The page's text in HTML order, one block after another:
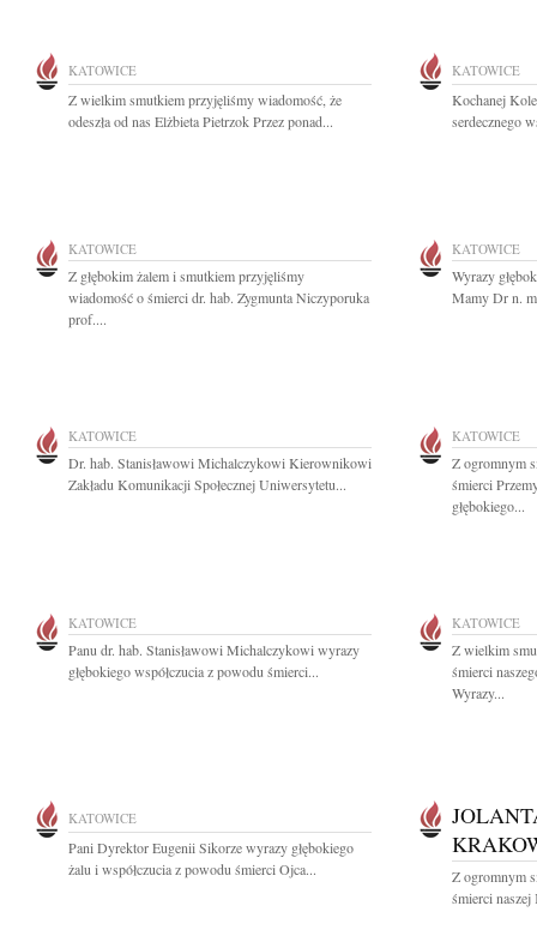
KATOWICE
Z wielkim smutkiem przyjęliśmy wiadomość, że
odeszła od nas Elżbieta Pietrzok Przez ponad...
KATOWICE
Kochanej
serdecznego
KATOWICE
Z głębokim żalem i smutkiem przyjęliśmy
wiadomość o śmierci dr. hab. Zygmunta Niczyporuka
prof....
KATOWICE
Wyrazy
Mamy Dr n.
KATOWICE
Dr. hab. Stanisławowi Michalczykowi Kierownikowi
Zakładu Komunikacji Społecznej Uniwersytetu...
KATOWICE
Z ogromnym
śmierci
głębokiego...
KATOWICE
Panu dr. hab. Stanisławowi Michalczykowi wyrazy
głębokiego współczucia z powodu śmierci...
KATOWICE
Z wielkim
śmierci
Wyrazy...
KATOWICE
Pani Dyrektor Eugenii Sikorze wyrazy głębokiego
żalu i współczucia z powodu śmierci Ojca...
Z ogromnym
śmierci